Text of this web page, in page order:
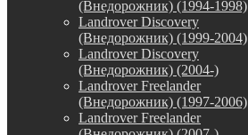
(Внедорожник) (1994-1998)
Landrover Discovery
(Внедорожник) (1999-2004)
Landrover Discovery
(Внедорожник) (2004-)
Landrover Freelander
(Внедорожник) (1997-2006)
Landrover Freelander